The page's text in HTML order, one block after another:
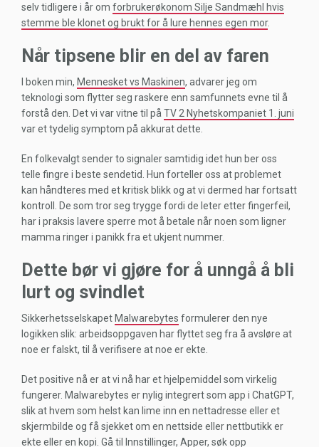
selv tidligere i år om forbrukerøkonom Silje Sandmæhl hvis
stemme ble klonet og brukt for å lure hennes egen mor.
Når tipsene blir en del av faren
I boken min, Mennesket vs Maskinen, advarer jeg om
teknologi som flytter seg raskere enn samfunnets evne til å
forstå den. Det vi var vitne til på TV 2 Nyhetskompaniet 1. juni
var et tydelig symptom på akkurat dette.
En folkevalgt sender to signaler samtidig idet hun ber oss
telle fingre i beste sendetid. Hun forteller oss at problemet
kan håndteres med et kritisk blikk og at vi dermed har fortsatt
kontroll. De som tror seg trygge fordi de leter etter fingerfeil,
har i praksis lavere sperre mot å betale når noen som ligner
mamma ringer i panikk fra et ukjent nummer.
Dette bør vi gjøre for å unngå å bli
lurt og svindlet
Sikkerhetsselskapet Malwarebytes formulerer den nye
logikken slik: arbeidsoppgaven har flyttet seg fra å avsløre at
noe er falskt, til å verifisere at noe er ekte.
Det positive nå er at vi nå har et hjelpemiddel som virkelig
fungerer. Malwarebytes er nylig integrert som app i ChatGPT,
slik at hvem som helst kan lime inn en nettadresse eller et
skjermbilde og få sjekket om en nettside eller nettbutikk er
ekte eller en kopi. Gå til Innstillinger, Apper, søk opp